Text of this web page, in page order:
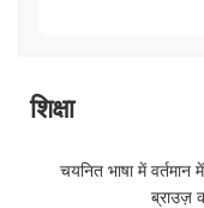
शिक्षा
चयनित भाषा में
ब्राउज़